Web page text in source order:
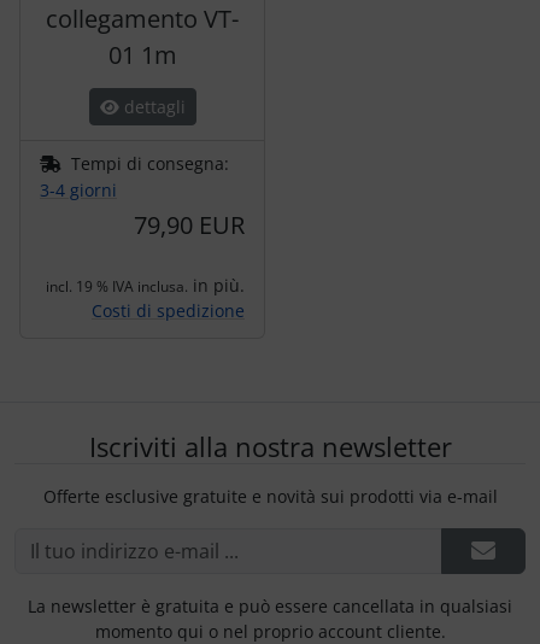
collegamento VT-
01 1m
dettagli
Tempi di consegna:
3-4 giorni
79,90 EUR
incl. 19 % IVA inclusa. in più.
Costi di spedizione
Iscriviti alla nostra newsletter
Offerte esclusive gratuite e novità sui prodotti via e-mail
La newsletter è gratuita e può essere cancellata in qualsiasi
momento qui o nel proprio account cliente.